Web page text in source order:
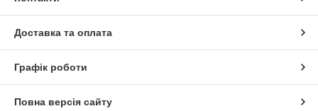
Доставка та оплата
Графік роботи
Повна версія сайту